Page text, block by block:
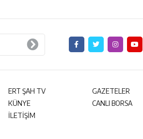
ERT ŞAH TV
GAZETELER
KÜNYE
CANLI BORSA
İLETİŞİM